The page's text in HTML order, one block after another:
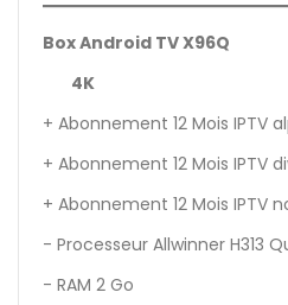
Box Android TV X96Q
4K
+ Abonnement 12 Mois IPTV
+ Abonnement 12 Mois IPTV
+ Abonnement 12 Mois IPTV
- Processeur Allwinner H313
- RAM 2 Go